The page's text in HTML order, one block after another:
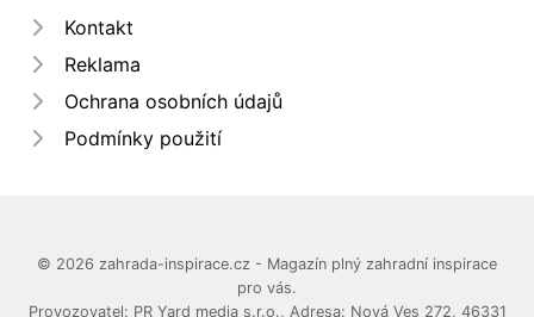
Kontakt
Reklama
Ochrana osobních údajů
Podmínky použití
© 2026 zahrada-inspirace.cz - Magazín plný zahradní inspirace
pro vás.
Provozovatel: PR Yard media s.r.o., Adresa: Nová Ves 272, 46331